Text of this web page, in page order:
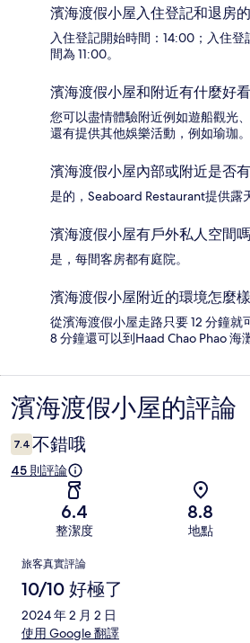
濱海渡假小屋入住登記和退房
入住登記開始時間：14:00；入住
間為 11:00。
濱海渡假小屋和附近有什麼好
您可以盡情體驗附近例如遊船觀光
還有提供其他娛樂活動，例如瑜珈
濱海渡假小屋內部或附近是否
是的，Seaboard Restaurant提供露
濱海渡假小屋有戶外私人空間
是，每間客房都有庭院。
濱海渡假小屋附近的環境怎麼
從濱海渡假小屋走路只要 12 分鐘
8 分鐘還可以到Haad Chao Phao 海灘
評
論
濱海渡假小屋的評論
7.4 不錯哦
45 則評論
6.4
整潔度
8.8
地點
評
論
旅客真實評論
10/10 好極了
2024 年 2 月 2 日
使用 Google 翻譯